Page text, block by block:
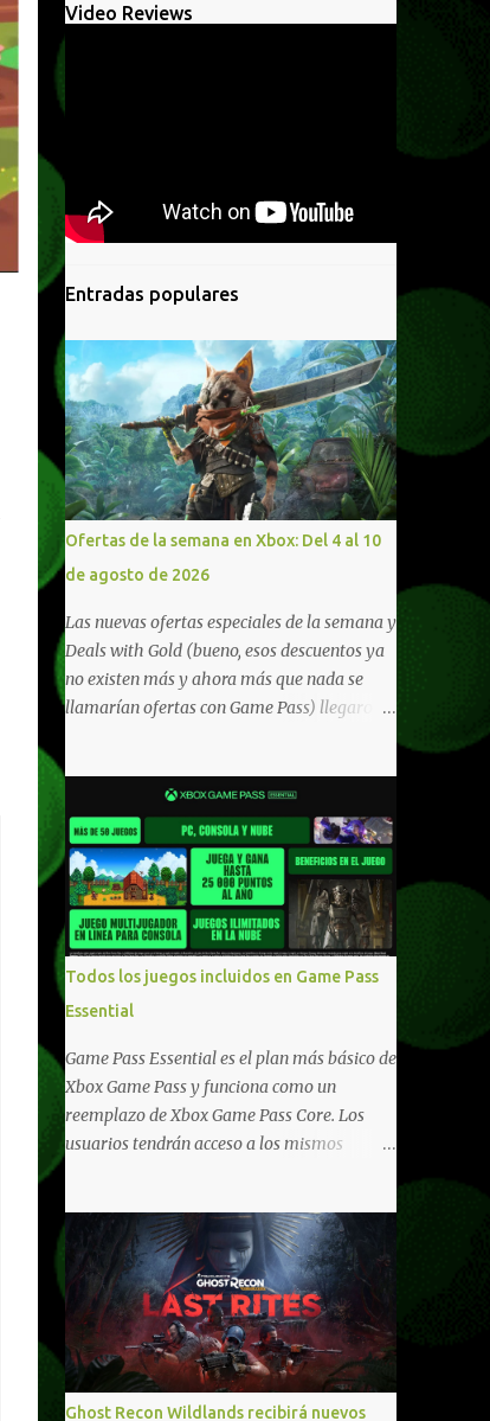
Video Reviews
Entradas populares
Ofertas de la semana en Xbox: Del 4 al 10
de agosto de 2026
Las nuevas ofertas especiales de la semana y
Deals with Gold (bueno, esos descuentos ya
no existen más y ahora más que nada se
llamarían ofertas con Game Pass) llegaron a
10/11, varios de los juegos que están de
oferta también cuentan con soporte para
Xbox Play Anywhere, lo que nos permite
jugarlos y mantener un progreso
compartido en Windows PC y Xbox, y
tenemos un listado de juegos compatibles
por acá . ¿Aún necesitas una mano con las
compras? Tenemos un tutorial extenso o en
vídeo para que se quiten todas las dudas
generales de cómo hacer compras en Xbox .
Podes consultar un listado más completo de
promociones desde xbox.com. El post puede
tener actualizaciones regulares o cambios
ante cualquier error. Ofertas - Argentina
- México Ofertas - Estados Unidos Ofertas -
España Todas las ofertas de Xbox One
también aplican a Xbox Series, a excepción
de los jue...
Todos los juegos incluidos en Game Pass
Essential
Game Pass Essential es el plan más básico de
Xbox Game Pass y funciona como un
reemplazo de Xbox Game Pass Core. Los
usuarios tendrán acceso a los mismos
adicionales que fueron anunciados
recientemente. Essential incluirá como
novedades una serie de ventajas para
diferentes juegos free to play que están en
Xbox y PC, que van desde skins, desbloqueo
de personajes, paquetes de armas hasta
emotes, monedas virtuales y más para
Ghost Recon Wildlands recibirá nuevos